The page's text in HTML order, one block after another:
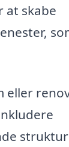
at skabe
eller